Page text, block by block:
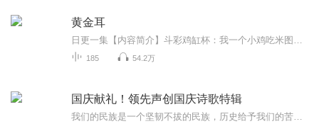
黄金耳
185 54.2万
国庆献礼！领先声创国庆诗歌特辑